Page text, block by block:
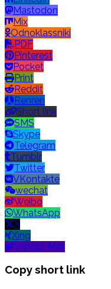
Mastodon
Mix
Odnoklassniki
PDF
Pinterest
Pocket
Print
Reddit
Renren
Short link
SMS
Skype
Telegram
Tumblr
Twitter
VKontakte
wechat
Weibo
WhatsApp
X
Xing
Yahoo! Mail
Copy short link